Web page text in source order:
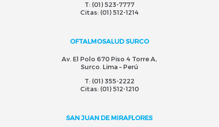
T: (01) 523-7777
Citas: (01) 512-1214
OFTALMOSALUD SURCO
Av. El Polo 670 Piso 4 Torre A,
Surco. Lima – Perú
T: (01) 355-2222
Citas: (01) 512-1210
SAN JUAN DE MIRAFLORES